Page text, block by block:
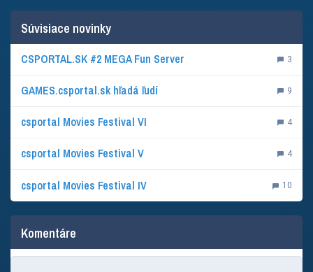
Súvisiace novinky
CSPORTAL.SK #2 MEGA Fun Server 3
GAMES.csportal.sk hľadá ľudí 9
csportal Movies Festival VI 4
csportal Movies Festival V 4
csportal Movies Festival IV 10
Komentáre